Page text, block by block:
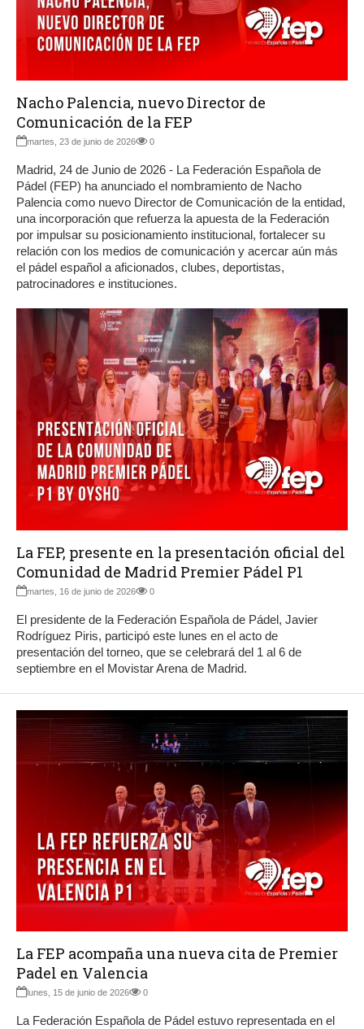
Nacho Palencia, nuevo Director de
Comunicación de la FEP
martes, 23 de junio de 2026 0
Madrid, 24 de Junio de 2026 - La Federación Española de
Pádel (FEP) ha anunciado el nombramiento de Nacho
Palencia como nuevo Director de Comunicación de la entidad,
una incorporación que refuerza la apuesta de la Federación
por impulsar su posicionamiento institucional, fortalecer su
relación con los medios de comunicación y acercar aún más
el pádel español a aficionados, clubes, deportistas,
patrocinadores e instituciones.
La FEP, presente en la presentación oficial del
Comunidad de Madrid Premier Pádel P1
martes, 16 de junio de 2026 0
El presidente de la Federación Española de Pádel, Javier
Rodríguez Piris, participó este lunes en el acto de
presentación del torneo, que se celebrará del 1 al 6 de
septiembre en el Movistar Arena de Madrid.
La FEP acompaña una nueva cita de Premier
Padel en Valencia
lunes, 15 de junio de 2026 0
La Federación Española de Pádel estuvo representada en el